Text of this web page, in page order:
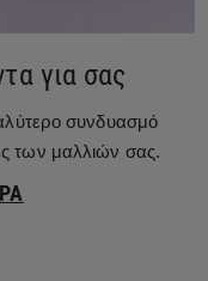
για σας
συνδυασμό
των μαλλιών σας.